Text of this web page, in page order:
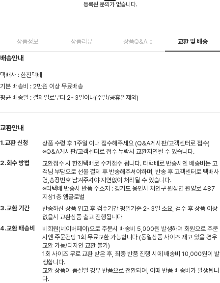
등록된 문의가 없습니다.
상품정보 상품리뷰 상품Q&A 0 교환 및 배송
배송안내
택배사 : 한진택배
기본 배송비 : 2만원 이상 무료배송
평균 배송일 : 결제일로부터 2~3일이내(주말/공휴일제외)
교환안내
1.교환 신청
상품 수령 후 1주일 이내 접수해주세요 (Q&A게시판/고객센터로 접수)
※Q&A게시판/고객센터로 접수 누락시 교환지연될 수 있습니다.
2.회수 방법
교환접수 시 한진택배로 수거접수 됩니다. 타택배로 반송시엔 배송비는 고
객님 부담으로 선불 결제 후 반송해주셔야하며, 반송 후 고객센터로 택배사
명,송장번호 남겨주셔야 지연없이 처리될 수 있습니다.
※타택배 반송시 반품 주소지 : 경기도 용인시 처인구 원삼면 원양로 487
지상1층 엠글로벌
3.교환 기간
반송하신 상품 입고 후 검수기간 평일기준 2~3일 소요, 검수 후 상품 이상
없을시 교환상품 출고 진행됩니다
4.교환 배송비
비회원(네이버페이)으로 주문시 배송비 5,000원 발생하며 회원으로 주문
시엔 주문건당 1회 무료교환 가능합니다 (동일상품 사이즈 재고 있을 경우
교환 가능/디자인 교환 불가)
1회 사이즈 무료 교환 받은 후, 최종 반품 진행 시에 배송비 10,000원이 발
생합니다.
교환 상품이 품절일 경우 반품으로 전환되며, 이때 반품 배송비가 발생됩니
다.